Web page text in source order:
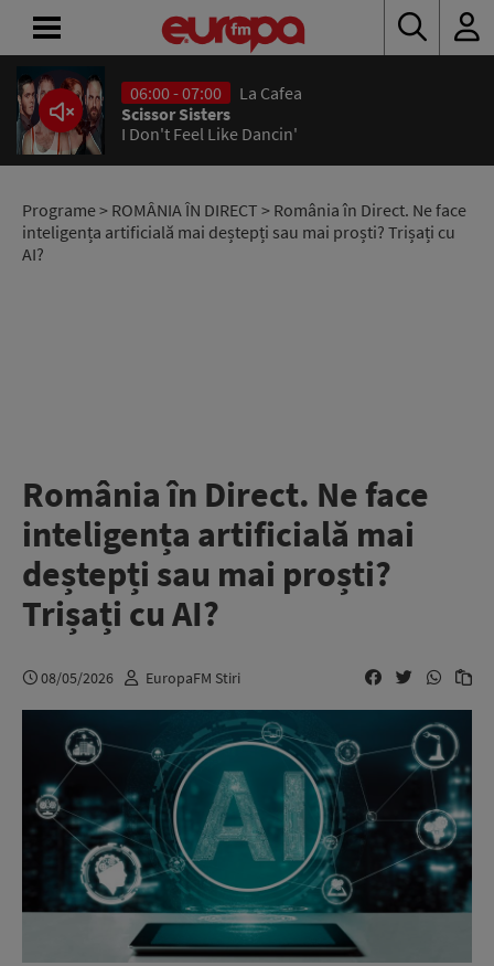
06:00 - 07:00
La Cafea
Scissor Sisters
I Don't Feel Like Dancin'
Programe> ROMÂNIA ÎN DIRECT > România în Direct. Ne face
inteligența artificială mai deștepți sau mai proști? Trișați cu
AI?
România în Direct. Ne face
inteligența artificială mai
deștepți sau mai proști?
Trișați cu AI?
08/05/2026 EuropaFM Stiri
ACASĂ
ȘTIRI
RADIO
CONCURSURI